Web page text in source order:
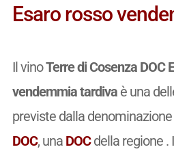
Esaro rosso
Il vinoTerre di Cosenza DOC
vendemmia tardivaè una
previste dalla denominazione
DOC, una DOCdella regione .